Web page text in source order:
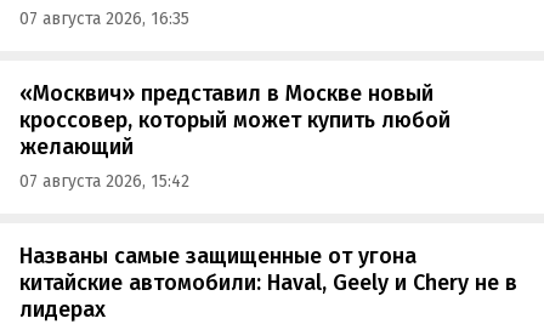
07 августа 2026, 16:35
«Москвич» представил в Москве новый
кроссовер, который может купить любой
желающий
07 августа 2026, 15:42
Названы самые защищенные от угона
китайские автомобили: Haval, Geely и Chery не в
лидерах